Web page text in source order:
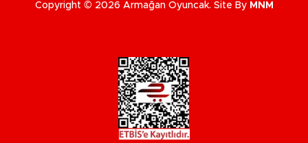
Copyright © 2026 Armağan Oyuncak. Site By MNM